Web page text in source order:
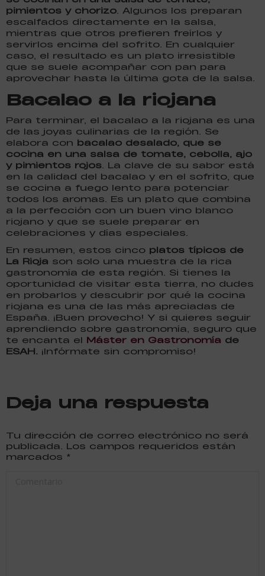
pimientos y chorizo . Algunos los preparan
escalfados directamente en la salsa,
mientras que otros prefieren freírlos y
servirlos encima del sofrito. En cualquier
caso, el resultado es un plato irresistible
que se suele acompañar con pan para
aprovechar hasta la última gota de la salsa.
Bacalao a la riojana
Para terminar, el bacalao a la riojana es una
de las joyas culinarias de la región. Se
elabora con bacalao desalado, que se
cocina en una salsa de tomate, cebolla, ajo
y pimientos rojos . La clave de su sabor está
en la calidad del bacalao y en el sofrito, que
se cocina a fuego lento para potenciar
todos los aromas. Es un plato que combina
a la perfección con un buen vino blanco
riojano y que se suele preparar en
celebraciones y días especiales.
En resumen, estos cinco platos típicos de
La Rioja son solo una muestra de la rica
gastronomía de esta región. Si tienes la
oportunidad de visitar esta tierra, no dudes
en probarlos y descubrir por qué la cocina
riojana es una de las más apreciadas de
España. ¡Buen provecho! Y si quieres seguir
aprendiendo sobre gastronomía, seguro que
te encanta el Máster en Gastronomía de
ESAH. ¡Infórmate sin compromiso!
Deja una respuesta
Tu dirección de correo electrónico no será
publicada. Los campos requeridos están
marcados *